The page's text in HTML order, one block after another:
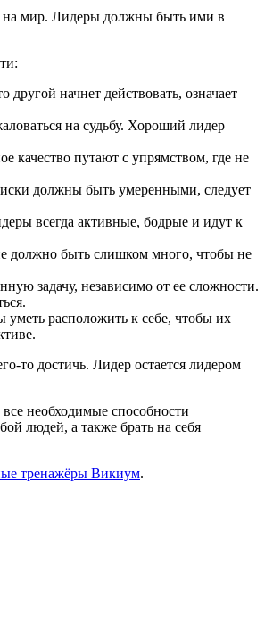
на мир. Лидеры должны быть ими в
начнет действовать, означает
на судьбу. Хороший лидер
качество путают с упрямством, где не
должны быть умеренными, следует
всегда активные, бодрые и идут к
должно быть слишком много, чтобы не
задачу, независимо от ее сложности.
расположить к себе, чтобы их
то достичь. Лидер остается лидером
необходимые способности
людей, а также брать на себя
тренажёры Викиум.